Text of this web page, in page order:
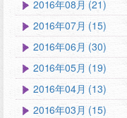
2016年08月 (21)
2016年07月 (15)
2016年06月 (30)
2016年05月 (19)
2016年04月 (13)
2016年03月 (15)